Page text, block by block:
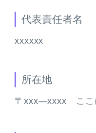
代表責任者名
xxxxxx
所在地
〒xxx―xxxx ここ